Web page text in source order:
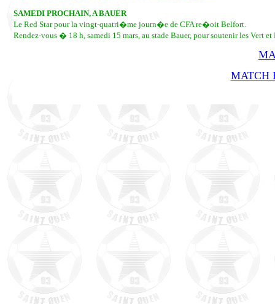
SAMEDI PROCHAIN, A BAUER
Le Red Star pour la vingt-quatri�me journ�e de CFA re�oit Belfort.
Rendez-vous � 18 h, samedi 15 mars, au stade Bauer, pour soutenir les Vert et
MATCH